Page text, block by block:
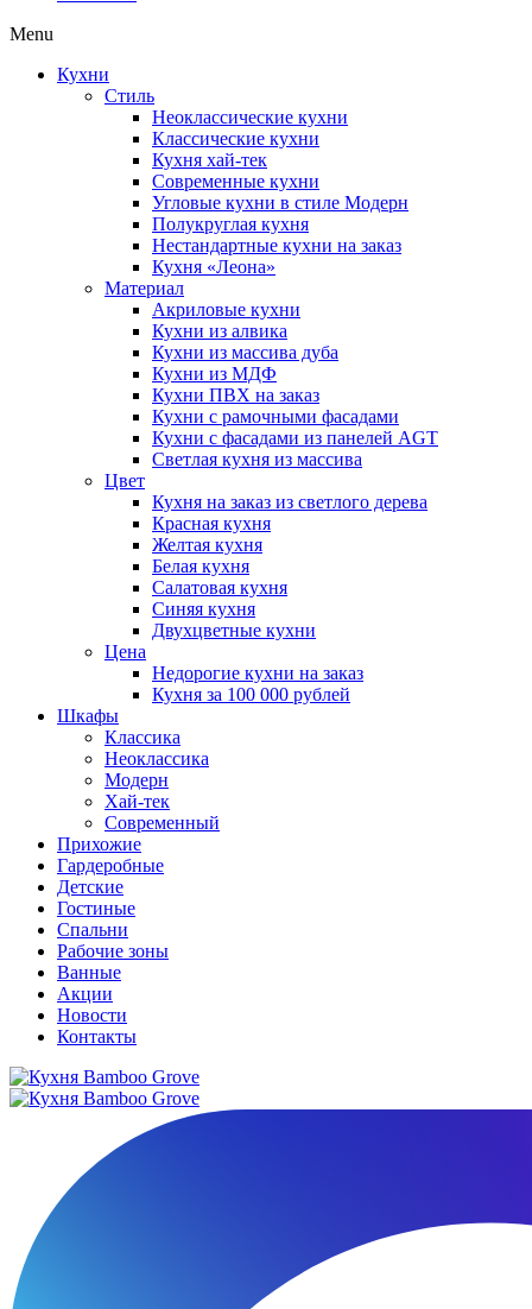
Menu
Кухни
Стиль
Неоклассические кухни
Классические кухни
Кухня хай-тек
Современные кухни
Угловые кухни в стиле Модерн
Полукруглая кухня
Нестандартные кухни на заказ
Кухня «Леона»
Материал
Акриловые кухни
Кухни из алвика
Кухни из массива дуба
Кухни из МДФ
Кухни ПВХ на заказ
Кухни с рамочными фасадами
Кухни с фасадами из панелей AGT
Светлая кухня из массива
Цвет
Кухня на заказ из светлого дерева
Красная кухня
Желтая кухня
Белая кухня
Салатовая кухня
Синяя кухня
Двухцветные кухни
Цена
Недорогие кухни на заказ
Кухня за 100 000 рублей
Шкафы
Классика
Неоклассика
Модерн
Хай-тек
Современный
Прихожие
Гардеробные
Детские
Гостиные
Спальни
Рабочие зоны
Ванные
Акции
Новости
Контакты